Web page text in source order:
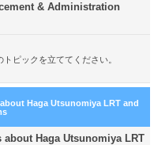
& Administration
ピックを立ててください。
Haga Utsunomiya LRT and
about Haga Utsunomiya LRT